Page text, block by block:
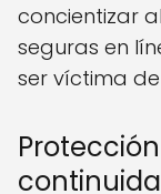
concientizar
seguras en
ser víctima